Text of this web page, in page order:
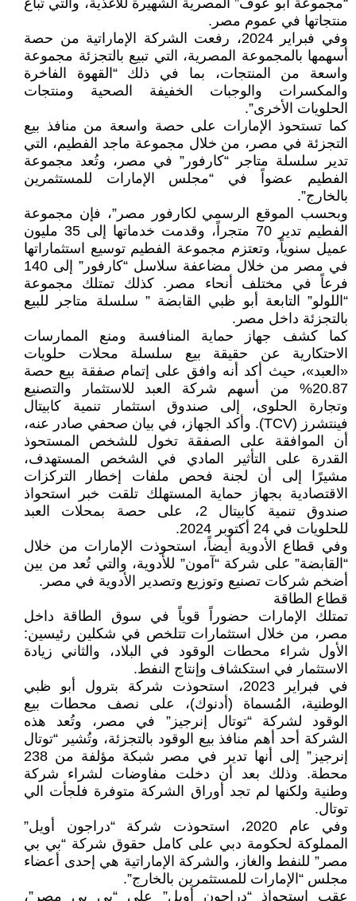
“مجموعة أبو عوف” المصرية الشهيرة للأغذية، والتي تُباع
منتجاتها في عموم مصر.
وفي فبراير 2024، رفعت الشركة الإماراتية من حصة
أسهمها بالمجموعة المصرية، التي تبيع بالتجزئة مجموعة
واسعة من المنتجات، بما في ذلك “القهوة الفاخرة
والمكسرات والوجبات الخفيفة الصحية ومنتجات
الحلويات الأخرى”.
كما تستحوذ الإمارات على حصة واسعة من منافذ بيع
التجزئة في مصر، من خلال مجموعة ماجد الفطيم، التي
تدير سلسلة متاجر “كارفور” في مصر، وتُعد مجموعة
الفطيم عضواً في “مجلس الإمارات للمستثمرين
بالخارج”.
وبحسب الموقع الرسمي لكارفور مصر”، فإن مجموعة
الفطيم تدير 70 متجراً، وقدمت خدماتها إلى 35 مليون
عميل سنوياً، وتعتزم مجموعة الفطيم توسيع استثماراتها
في مصر من خلال مضاعفة سلاسل “كارفور” إلى 140
فرعاً في مختلف أنحاء مصر. كذلك تمتلك مجموعة
“اللولو” التابعة أبو ظبي القابضة ” سلسلة متاجر للبيع
بالتجزئة داخل مصر.
كما كشف جهاز حماية المنافسة ومنع الممارسات
الاحتكارية عن حقيقة بيع سلسلة محلات حلويات
«العبد»، حيث أكد أنه وافق على إتمام صفقة بيع حصة
20.87% من أسهم شركة العبد للاستثمار والتصنيع
وتجارة الحلوى، إلى صندوق استثمار تنمية كابيتال
فينتشرز (TCV). وأكد الجهاز، في بيان صحفي صادر عنه،
أن الموافقة على الصفقة تخول للشخص المستحوذ
القدرة على التأثير المادي في الشخص المستهدف،
مشيرًا إلى أن لجنة فحص ملفات إخطار التركزات
الاقتصادية بجهاز حماية المستهلك تلقت خبر استحواذ
صندوق تنمية كابيتال 2، على حصة بمحلات العبد
للحلويات في 24 أكتوبر 2024.
وفي قطاع الأدوية أيضاً، استحوذت الإمارات من خلال
“القابضة” على شركة “آمون” للأدوية، والتي تُعد من بين
أضخم شركات تصنيع وتوزيع وتصدير الأدوية في مصر.
قطاع الطاقة
تمتلك الإمارات حضوراً قوياً في سوق الطاقة داخل
مصر، من خلال استثمارات تتلخص في شكلين رئيسين:
الأول شراء محطات الوقود في البلاد، والثاني زيادة
الاستثمار في استكشاف وإنتاج النفط.
في فبراير 2023، استحوذت شركة بترول أبو ظبي
الوطنية، المُسماة (أدنوك)، على نصف محطات بيع
الوقود لشركة “توتال إنرجيز” في مصر، وتُعد هذه
الشركة أحد أهم منافذ بيع الوقود بالتجزئة، وتُشير “توتال
إنرجيز” إلى أنها تدير في مصر شبكة مؤلفة من 238
محطة. وذلك بعد أن دخلت مفاوضات لشراء شركة
وطنية ولكنها لم تجد أوراق الشركة متوفرة فلجأت الي
توتال.
وفي عام 2020، استحوذت شركة “دراجون أويل”
المملوكة لحكومة دبي على كامل حقوق شركة “بي بي
مصر” للنفط والغاز، والشركة الإماراتية هي إحدى أعضاء
مجلس “الإمارات للمستثمرين بالخارج”.
عقب استحواذ “دراجون أويل” على “بي بي مصر”،